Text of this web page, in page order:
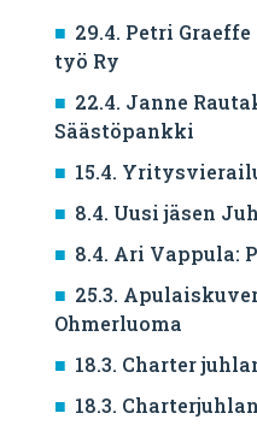
29.4. Petri
työ Ry
22.4. Janne
Säästöpankki
15.4.
8.4. Uusi jäsen
8.4. Ari
25.3.
Ohmerluoma
18.3. Charter
18.3.